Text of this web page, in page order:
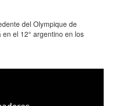
del Olympique de
el 12° argentino en los